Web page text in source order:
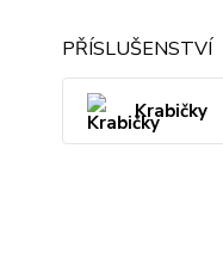
PŘÍSLUŠENSTVÍ
Krabičky